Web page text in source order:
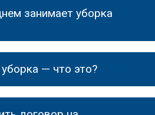
занимает уборка
— что это?